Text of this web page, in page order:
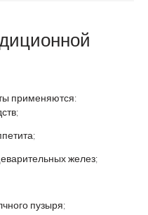
применяются:
желез;
пузыря;